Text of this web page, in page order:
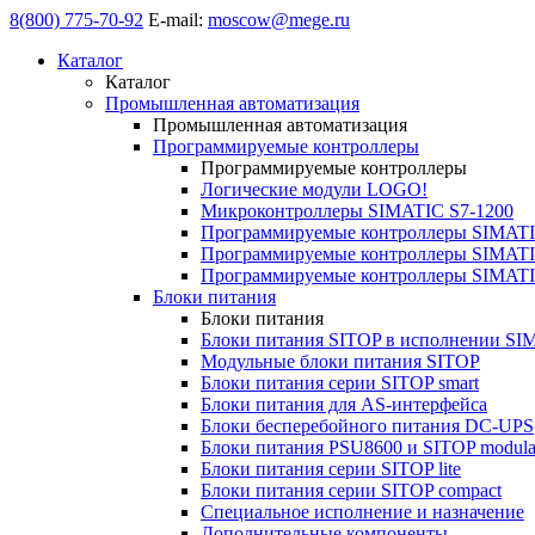
8(800) 775-70-92 E-mail: moscow@mege.ru
Каталог
Каталог
Промышленная автоматизация
Промышленная автоматизация
Программируемые контроллеры
Программируемые контроллеры
Логические модули LOGO!
Микроконтроллеры SIMATIC S7-1200
Программируемые контроллеры
Программируемые контроллеры
Программируемые контроллеры
Блоки питания
Блоки питания
Блоки питания SITOP в исполнении
Модульные блоки питания SITOP
Блоки питания серии SITOP smart
Блоки питания для AS-интерфейса
Блоки бесперебойного питания DC-UPS
Блоки питания PSU8600 и SITOP
Блоки питания серии SITOP lite
Блоки питания серии SITOP compact
Специальное исполнение и назначение